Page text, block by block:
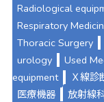
Radiological
Respiratory
Thoracic Surgery
urology
Used
equipment
Ｘ線診
医療機器
放射線